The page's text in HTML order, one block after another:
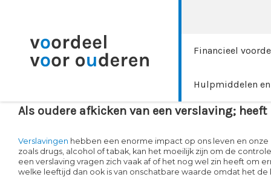
Financieel
Hulpmiddelen
Als oudere afkicken van een verslaving;
Verslavingen hebben een enorme impact op ons leven en
zoals drugs, alcohol of tabak, kan het moeilijk zijn om de
een verslaving vragen zich vaak af of het nog wel zin heeft om
welke leeftijd dan ook is van onschatbare waarde omdat het